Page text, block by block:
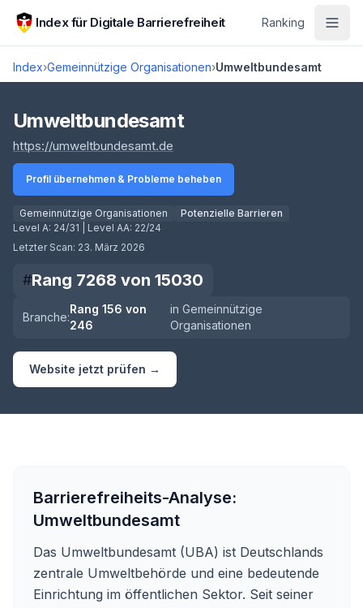
Zum Hauptinhalt springen
Index für Digitale Barrierefreiheit Ranking
Index›Gemeinnützige Organisationen›Umweltbundesamt
Score lädt
Umweltbundesamt
https://umweltbundesamt.de
Profil übernehmen & Probleme beheben
Gemeinnützige Organisationen
Potenzielle Barrieren
Level A: 24/31 | Level AA: 22/24
Letzter Scan: 23. März 2026
#Rang 7268 von 15030
Branche:
Rang 156 von
246
in Gemeinnützige
Organisationen
Website jetzt prüfen →
Barrierefreiheits-Analyse:
Umweltbundesamt
Das Umweltbundesamt (UBA) ist Deutschlands
zentrale Umweltbehörde und eine bedeutende
Einrichtung im öffentlichen Sektor. Seit seiner